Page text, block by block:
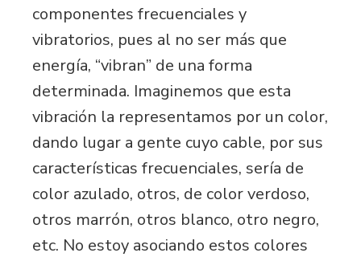
componentes frecuenciales y
vibratorios, pues al no ser más que
energía, “vibran” de una forma
determinada. Imaginemos que esta
vibración la representamos por un color,
dando lugar a gente cuyo cable, por sus
características frecuenciales, sería de
color azulado, otros, de color verdoso,
otros marrón, otros blanco, otro negro,
etc. No estoy asociando estos colores